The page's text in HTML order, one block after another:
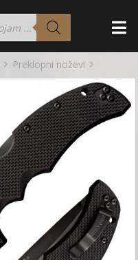
Preklopni noževi